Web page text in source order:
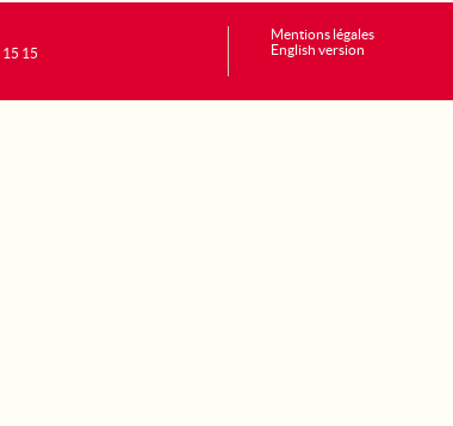
15 15
Mentions légales
English version